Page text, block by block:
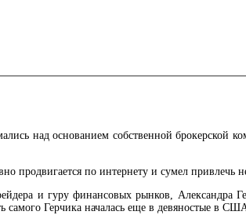
над основанием собственной брокерской
по интернету и сумел привлечь
и гуру финансовых рынков, Александра
Герчика началась еще в девяностые в